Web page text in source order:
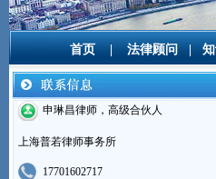
首页| 法律顾问
申琳昌律师，高级合伙人
上海普若律师事务所
17701602717